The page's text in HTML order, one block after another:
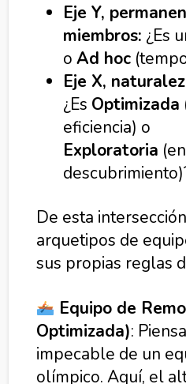
Eje Y,
miembros: ¿Es
oAd hoc
Eje X,
¿Es Optimizada
eficiencia) o
Exploratoria
De esta
arquetipos de
sus propias reglas
Equipo de
Optimizada):
impecable de un
olímpico. Aquí, el